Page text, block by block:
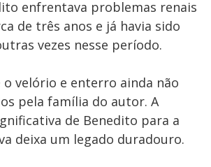
enfrentava problemas renais
de três anos e já havia sido
vezes nesse período.
o velório e enterro ainda não
pela família do autor. A
de Benedito para a
deixa um legado duradouro.